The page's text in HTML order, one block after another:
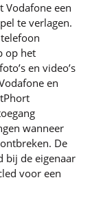
Vodafone een
te verlagen.
op het
en video’s
en
wanneer
De
bij de eigenaar
voor een